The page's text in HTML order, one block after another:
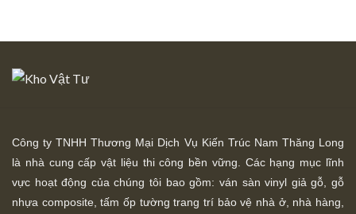
Công ty TNHH Thương Mại Dịch Vụ Kiến Trúc Nam Thăng Long
là nhà cung cấp vật liệu thi công bền vững. Các hạng mục lĩnh
vực hoạt động của chúng tôi bao gồm: ván sàn vinyl giả gỗ, gỗ
nhựa composite, tấm ốp tường trang trí bảo vệ nhà ở, nhà hàng,